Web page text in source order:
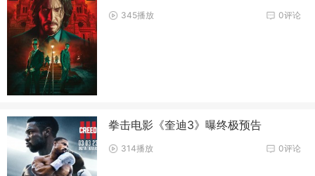
0评论
345播放
拳击电影《奎迪3》曝终极预告
0评论
314播放